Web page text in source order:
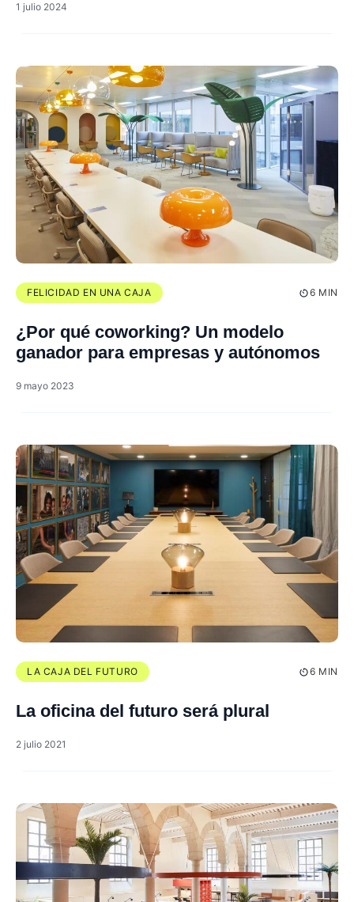
1 julio 2024
FELICIDAD EN UNA CAJA 6 MIN
¿Por qué coworking? Un modelo
ganador para empresas y autónomos
9 mayo 2023
LA CAJA DEL FUTURO 6 MIN
La oficina del futuro será plural
2 julio 2021